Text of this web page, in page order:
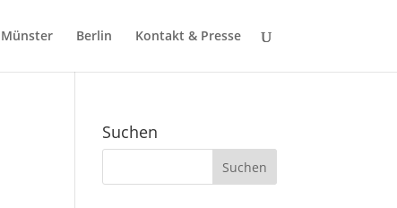
Münster Berlin Kontakt & Presse
Suchen